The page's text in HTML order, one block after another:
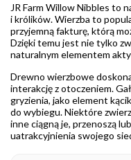
JR Farm Willow Nibbles to
i królików. Wierzba to
przyjemną fakturę, którą
Dzięki temu jest nie tylko
naturalnym elementem
Drewno wierzbowe
interakcję z otoczeniem.
gryzienia, jako element
do wybiegu. Niektóre
inne ciągną je, przenoszą
uatrakcyjnienia swojego